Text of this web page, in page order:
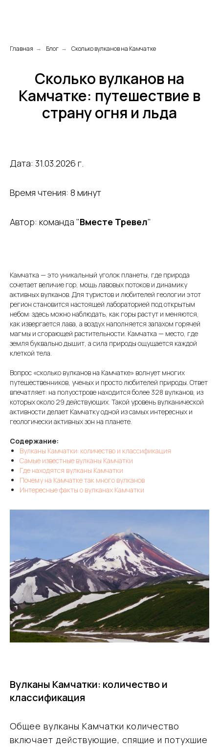
Главная → Блог → Сколько вулканов на Камчатке
Сколько вулканов на
Камчатке: путешествие в
страну огня и льда
Дата: 31.03.2026 г.
Время чтения: 8 минут
Автор: команда "Вместе Тревел"
Камчатка — это уникальный уголок планеты, где природа
сочетает величие гор, мощь лавовых потоков и динамику
активных вулканов. Для туристов и любителей геологии этот
регион становится настоящей лабораторией под открытым
небом: здесь можно наблюдать, как горы растут и меняются,
как извергается лава, а воздух наполняется запахом горячей
магмы и сгорающей растительности. Камчатка — место, где
земля буквально дышит, а сила природы ощущается каждой
клеткой тела.
Вопрос «сколько вулканов на Камчатке» волнует многих
путешественников, ученых и просто любителей природы. Ответ
впечатляет: на полуострове находится более 328 вулканов, из
которых около 29 действующих. Такой уровень вулканической
активности делает Камчатку одной из самых интересных и
геологически активных зон на планете.
Содержание:
Вулканы Камчатки: количество и классификация
Самые известные вулканы Камчатки
Где находятся вулканы Камчатки
Почему на Камчатке так много вулканов
Интересные факты о вулканах Камчатки
Вулканы Камчатки: количество и
классификация
Общее вулканы Камчатки количество
включает действующие, спящие и потухшие